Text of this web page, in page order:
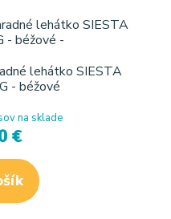
lehátko SIESTA
- béžové
na sklade
€